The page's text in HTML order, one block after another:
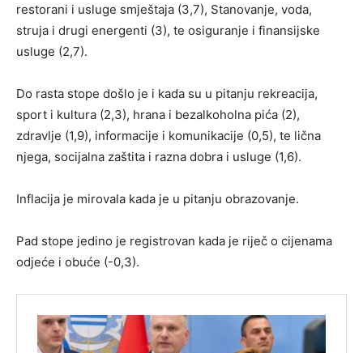
restorani i usluge smještaja (3,7), Stanovanje, voda,
struja i drugi energenti (3), te osiguranje i finansijske
usluge (2,7).
Do rasta stope došlo je i kada su u pitanju rekreacija,
sport i kultura (2,3), hrana i bezalkoholna pića (2),
zdravlje (1,9), informacije i komunikacije (0,5), te lična
njega, socijalna zaštita i razna dobra i usluge (1,6).
Inflacija je mirovala kada je u pitanju obrazovanje.
Pad stope jedino je registrovan kada je riječ o cijenama
odjeće i obuće (-0,3).